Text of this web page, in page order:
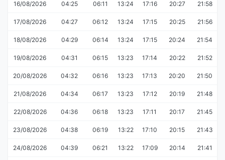
16/08/2026 04:25 06:11 13:24 17:16 20:27 21:58
17/08/2026 04:27 06:12 13:24 17:15 20:25 21:56
18/08/2026 04:29 06:14 13:24 17:15 20:24 21:54
19/08/2026 04:31 06:15 13:23 17:14 20:22 21:52
20/08/2026 04:32 06:16 13:23 17:13 20:20 21:50
21/08/2026 04:34 06:17 13:23 17:12 20:19 21:48
22/08/2026 04:36 06:18 13:23 17:11 20:17 21:45
23/08/2026 04:38 06:19 13:22 17:10 20:15 21:43
24/08/2026 04:39 06:21 13:22 17:09 20:14 21:41